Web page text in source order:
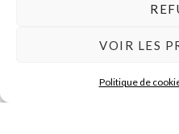
VOIR LES
Politique de